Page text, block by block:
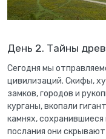
День 2. Тайны
Сегодня мы
цивилизаций. Скифы,
замков, городов и
курганы, вкопали
камнях,
послания они